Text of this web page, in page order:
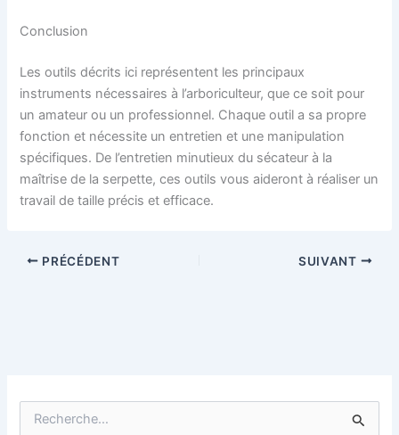
Conclusion
Les outils décrits ici représentent les principaux
instruments nécessaires à l’arboriculteur, que ce soit pour
un amateur ou un professionnel. Chaque outil a sa propre
fonction et nécessite un entretien et une manipulation
spécifiques. De l’entretien minutieux du sécateur à la
maîtrise de la serpette, ces outils vous aideront à réaliser un
travail de taille précis et efficace.
PRÉCÉDENT SUIVANT